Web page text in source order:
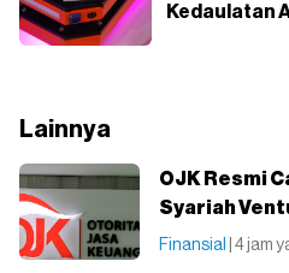
Kedaulatan
Lainnya
OJK Resmi
Syariah
Finansial | 4 jam